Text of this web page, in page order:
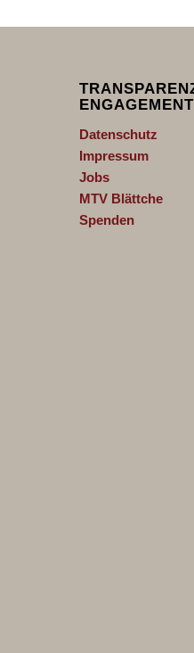
ENGAGEMENT
Datenschutz
Impressum
Jobs
MTV Blättche
Spenden